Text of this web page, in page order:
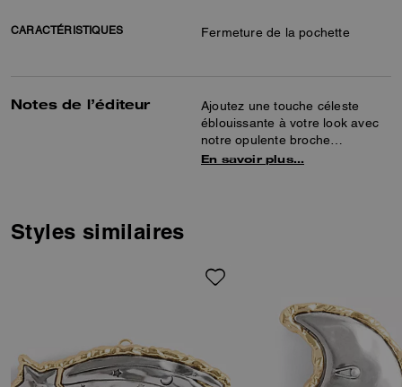
CARACTÉRISTIQUES Fermeture de la pochette
Notes de l’éditeur
Ajoutez une touche céleste
éblouissante à votre look avec
notre opulente broche
d’inspiration classique. Elle est
En savoir plus…
Styles similaires